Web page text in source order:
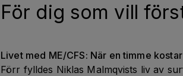
För dig som vill
Livet med ME/CFS: När en timme
Förr fylldes Niklas Malmqvists liv av